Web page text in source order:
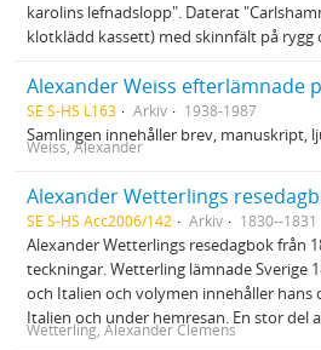
karolins lefnadslopp". Daterat
klotklädd kassett) med skinnfält på rygg
Alexander Weiss efterlämnade
SE S-HS L163 Arkiv 1938-1987
Samlingen innehåller brev, manuskript,
Weiss, Alexander
Alexander Wetterlings
SE S-HS Acc2006/142 Arkiv 1830--1831
Alexander Wetterlings resedagbok från
teckningar. Wetterling lämnade Sverige
och Italien och volymen innehåller hans
Italien och under hemresan. En stor del
Wetterling, Alexander Clemens